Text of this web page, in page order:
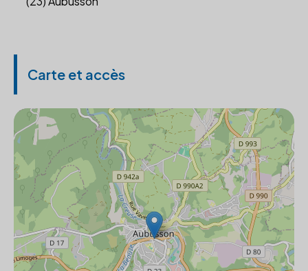
Carte et accès